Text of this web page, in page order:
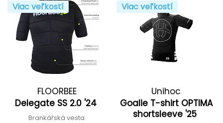
Viac veľkostí
FLOORBEE
Delegate SS 2.0 '24
Brankářská vesta
Viac veľkostí
Unihoc
Goalie T-shirt OPTIMA
shortsleeve '25